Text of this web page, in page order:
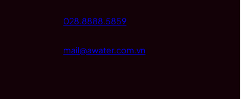
028.8888.5859
mail@awater.com.vn